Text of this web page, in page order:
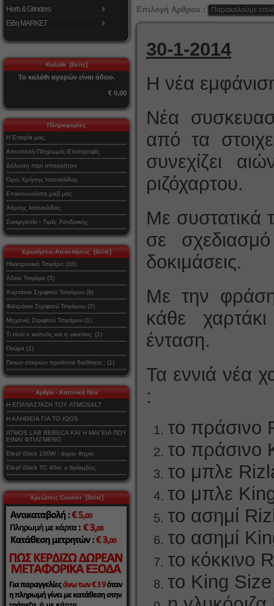
Herb & Grinders
Είδη MARKET
Καλάθι [δείτε]
Το καλάθι αγορών είναι άδειο.
€ 0,00
Πληροφορίες
Η Εταιρία μας
Αποστολή-Πληρωμές-Επιστροφές
Δήλωση περί απορρήτου
Όροι Χρήσης Ιστοσελίδας
Επικοινωνήστε μαζί μας
Χάρτης Ιστοσελίδας
Συνεργασία - Τιμές Χονδρικής
Ερωτήσεις-Απαντήσεις [δείτε]
Ηλεκτρονικό Τσιγάρο (16)
Αδεια Τσιγάρα (3)
Χαρτάκια Στριφτού Τσιγάρου (9)
Φιλτράκια Στριφτού Τσιγάρου (2)
Μηχανές Στριφτού Τσιγάρου (1)
Τι είναι ο καπνός και η νικοτίνη; (1)
Πούρα (1)
Ποιων εταιριών προϊόντα διαθέτετε ; (1)
Αρθρα - Καπνικά Νέα
Η ΕΠΑΝΑΣΤΑΣΗ ΤΟΥ ATMOSALT
Η ΑΛΗΘΕΙΑ ΓΙΑ ΤΟ IQOS
ATMOS LAB BEBECA ΚΑΙ Η ΜΑΓΕΙΑ ΠΟΥ
ΕΙΝΑΙ ΦΤΙΑΓΜΕΝΟ
Eleaf iStick 100W : άγριο θηρίο
Eleaf iStick TC 40w: ο θρίαμβος
Χρεώσεις Courier [δείτε]
Επιλογή Αρθρου :
30-1-2014
Η νέα
Νέα
από τα
συνεχίζει
ριζόχαρτου.
Με συστατικά
σε
δοκιμάσεις.
Με την
κάθε
ένταση.
Τα εννιά νέα
:
το πράσινο
το πράσινο
το μπλε
το μπλε
το ασημί
το ασημί
το κόκκινο
το King